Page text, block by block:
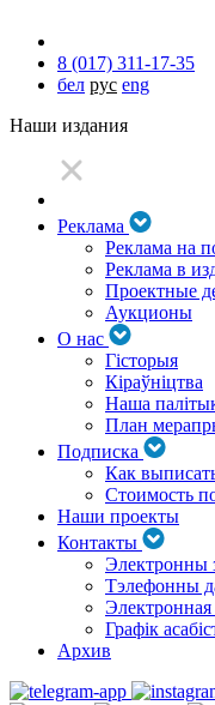
8 (017) 311-17-35
бел рус eng
Наши издания
Реклама
Реклама на
Реклама в
Проектные
Аукционы
О нас
Гісторыя
Кіраўніцтва
Наша
План
Подписка
Как
Стоимость
Наши проекты
Контакты
Электронны
Тэлефонны
Графік
Архив